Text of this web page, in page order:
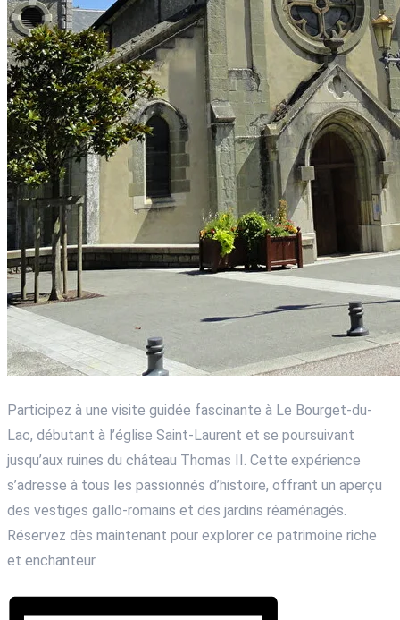
Participez à une visite guidée fascinante à Le Bourget-du-
Lac, débutant à l’église Saint-Laurent et se poursuivant
jusqu’aux ruines du château Thomas II. Cette expérience
s’adresse à tous les passionnés d’histoire, offrant un aperçu
des vestiges gallo-romains et des jardins réaménagés.
Réservez dès maintenant pour explorer ce patrimoine riche
et enchanteur.